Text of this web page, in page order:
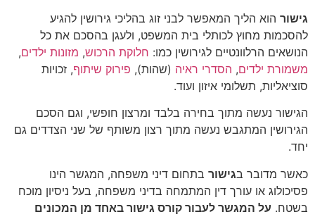
גישור הוא הליך המאפשר לבני זוג בהליכי גירושין להגיע
להסכמות מחוץ לכותלי בית המשפט, ולעגן בהסכם את כל
הנושאים הרלוונטיים לגירושין כמו: חלוקת הרכוש, מזונות ילדים,
משמורת ילדים, הסדרי ראיה (שהות), פירוק שיתוף, זכויות
סוציאליות, תשלומי איזון ועוד.
הגישור נעשה מתוך בחירה בלבד ומרצון חופשי, וגם הסכם
הגירושין המתגבש נעשה מתוך רצון משותף של שני הצדדים גם
יחד.
כאשר מדובר בגישור בתחום דיני משפחה, המגשר הינו
פסיכולוג או עורך דין המתמחה בדיני משפחה, בעל ניסיון מוכח
בשטח. על המגשר לעבור קורס גישור באחד מן המכונים